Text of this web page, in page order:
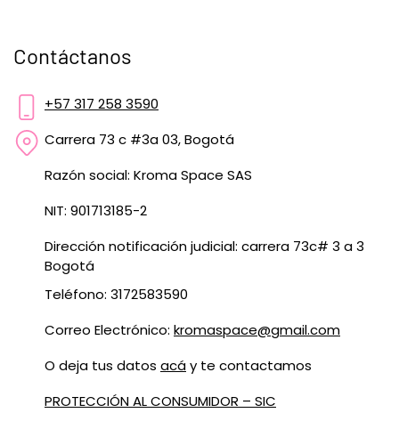
Contáctanos
+57 317 258 3590
Carrera 73 c #3a 03, Bogotá
Razón social: Kroma Space SAS
NIT: 901713185-2
Dirección notificación judicial: carrera 73c# 3 a 3
Bogotá
Teléfono: 3172583590
Correo Electrónico: kromaspace@gmail.com
O deja tus datos acáy te contactamos
PROTECCIÓN AL CONSUMIDOR – SIC